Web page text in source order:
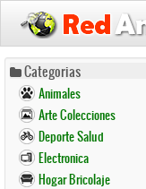
Pasar
contenido
principal
Categorias
Animales
Arte Colecciones
Deporte Salud
Electronica
Hogar Bricolaje